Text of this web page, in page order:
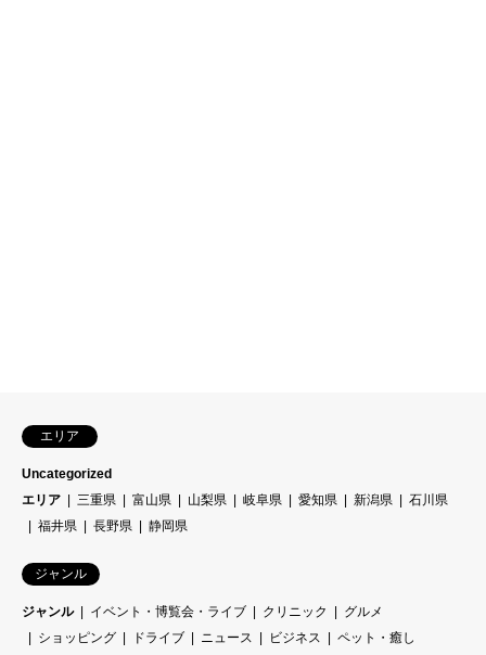
エリア
Uncategorized
エリア
三重県 富山県 山梨県 岐阜県 愛知県 新潟県
石川県
福井県
長野県 静岡県
ジャンル
ジャンル イベント・博覧会・ライブ クリニック
グルメ
ショッピング
ドライブ ニュース ビジネス
ペット・癒し